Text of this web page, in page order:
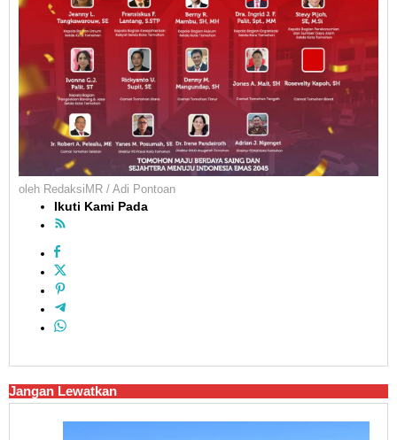
oleh RedaksiMR / Adi Pontoan
Ikuti Kami Pada
Jangan Lewatkan